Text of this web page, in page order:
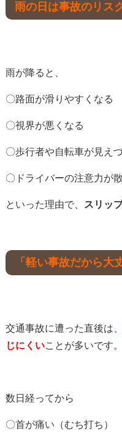
雨の日は事故のリス
雨が降ると、
〇路面が滑りやすくなる
〇視界が悪くなる
〇歩行者や自転車が見え
〇ドライバーの注意力が
といった理由で、 スリッ
「軽い事故だから大
交通事故に遭った直後は、
じにくいことが多いです。
数日経ってから
〇首が痛い（むち打ち）